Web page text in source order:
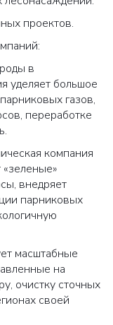
проектов.
в
уделяет большое
газов,
переработке
компания
внедряет
парниковых
масштабные
на
очистку сточных
своей